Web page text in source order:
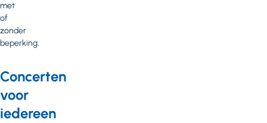
met
of
zonder
beperking.
Concerten
voor
iedereen